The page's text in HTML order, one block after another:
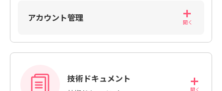
アカウント管理
技術ドキュメント